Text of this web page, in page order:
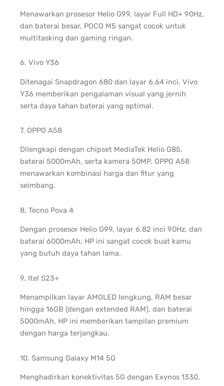
Menawarkan prosesor Helio G99, layar Full HD+ 90Hz,
dan baterai besar, POCO M5 sangat cocok untuk
multitasking dan gaming ringan.
6. Vivo Y36
Ditenagai Snapdragon 680 dan layar 6.64 inci, Vivo
Y36 memberikan pengalaman visual yang jernih
serta daya tahan baterai yang optimal.
7. OPPO A58
Dilengkapi dengan chipset MediaTek Helio G85,
baterai 5000mAh, serta kamera 50MP, OPPO A58
menawarkan kombinasi harga dan fitur yang
seimbang.
8. Tecno Pova 4
Dengan prosesor Helio G99, layar 6.82 inci 90Hz, dan
baterai 6000mAh, HP ini sangat cocok buat kamu
yang butuh daya tahan lama.
9. Itel S23+
Menampilkan layar AMOLED lengkung, RAM besar
hingga 16GB (dengan extended RAM), dan baterai
5000mAh, HP ini memberikan tampilan premium
dengan harga terjangkau.
10. Samsung Galaxy M14 5G
Menghadirkan konektivitas 5G dengan Exynos 1330,